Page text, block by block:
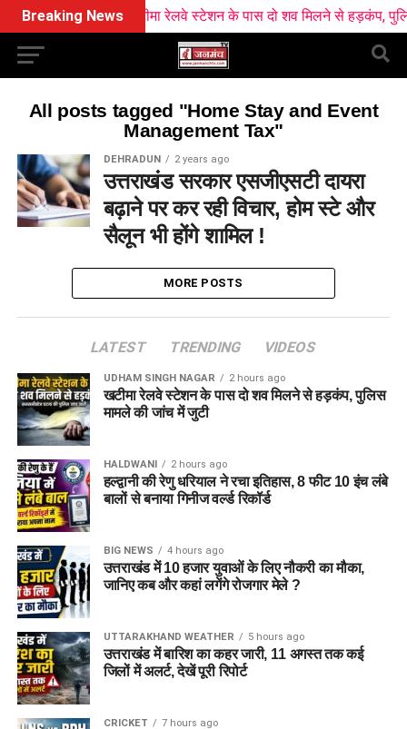
Breaking Newsखटीमा रेलवे स्टेशन के पास दो शव मिलने से हड़कंप, पुलिस
All posts tagged "Home Stay and Event
Management Tax"
DEHRADUN 2 years ago
उत्तराखंड सरकार एसजीएसटी दायरा
बढ़ाने पर कर रही विचार, होम स्टे और
सैलून भी होंगे शामिल !
MORE POSTS
LATEST TRENDING VIDEOS
UDHAM SINGH NAGAR 2 hours ago
खटीमा रेलवे स्टेशन के पास दो शव मिलने से हड़कंप, पुलिस
मामले की जांच में जुटी
HALDWANI 2 hours ago
हल्द्वानी की रेणु धरियाल ने रचा इतिहास, 8 फीट 10 इंच लंबे
बालों से बनाया गिनीज वर्ल्ड रिकॉर्ड
BIG NEWS 4 hours ago
उत्तराखंड में 10 हजार युवाओं के लिए नौकरी का मौका,
जानिए कब और कहां लगेंगे रोजगार मेले ?
UTTARAKHAND WEATHER 5 hours ago
उत्तराखंड में बारिश का कहर जारी, 11 अगस्त तक कई
जिलों में अलर्ट, देखें पूरी रिपोर्ट
CRICKET 7 hours ago